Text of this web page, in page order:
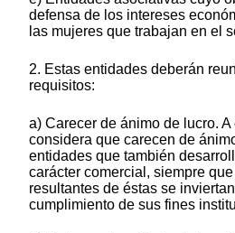
defensa de los intereses
las mujeres que trabajan en el
2. Estas entidades deberán
requisitos:
a) Carecer de ánimo de lucro.
considera que carecen de
entidades que también
carácter comercial, siempre
resultantes de éstas se
cumplimiento de sus fines